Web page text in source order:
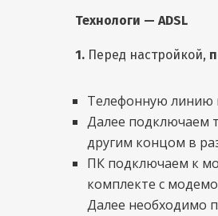
Технологи — ADSL
1. Перед настройкой,
Телефонную линию
Далее подключаем
другим концом в
ПК подключаем к
комплекте с
Далее необходимо